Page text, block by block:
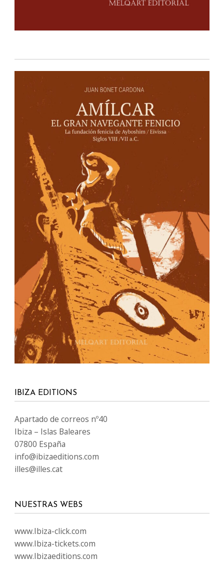
IBIZA EDITIONS
Apartado de correos nº40
Ibiza – Islas Baleares
07800 España
info@ibizaeditions.com
illes@illes.cat
NUESTRAS WEBS
www.Ibiza-click.com
www.Ibiza-tickets.com
www.Ibizaeditions.com